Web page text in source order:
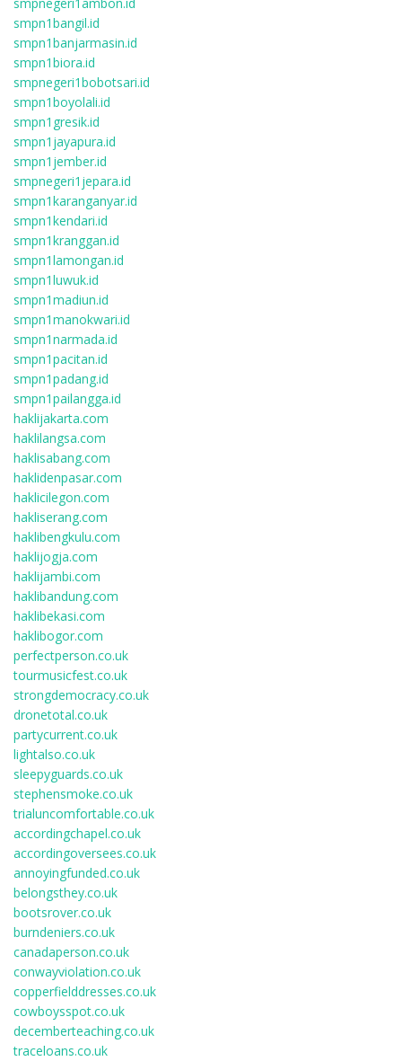
smpn1bangil.id
smpn1banjarmasin.id
smpn1biora.id
smpnegeri1bobotsari.id
smpn1boyolali.id
smpn1gresik.id
smpn1jayapura.id
smpn1jember.id
smpnegeri1jepara.id
smpn1karanganyar.id
smpn1kendari.id
smpn1kranggan.id
smpn1lamongan.id
smpn1luwuk.id
smpn1madiun.id
smpn1manokwari.id
smpn1narmada.id
smpn1pacitan.id
smpn1padang.id
smpn1pailangga.id
haklijakarta.com
haklilangsa.com
haklisabang.com
haklidenpasar.com
haklicilegon.com
hakliserang.com
haklibengkulu.com
haklijogja.com
haklijambi.com
haklibandung.com
haklibekasi.com
haklibogor.com
perfectperson.co.uk
tourmusicfest.co.uk
strongdemocracy.co.uk
dronetotal.co.uk
partycurrent.co.uk
lightalso.co.uk
sleepyguards.co.uk
stephensmoke.co.uk
trialuncomfortable.co.uk
accordingchapel.co.uk
accordingoversees.co.uk
annoyingfunded.co.uk
belongsthey.co.uk
bootsrover.co.uk
burndeniers.co.uk
canadaperson.co.uk
conwayviolation.co.uk
copperfielddresses.co.uk
cowboysspot.co.uk
decemberteaching.co.uk
traceloans.co.uk